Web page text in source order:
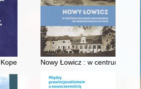
z rodu Ślązaka
Nowy Łowicz : w centrum